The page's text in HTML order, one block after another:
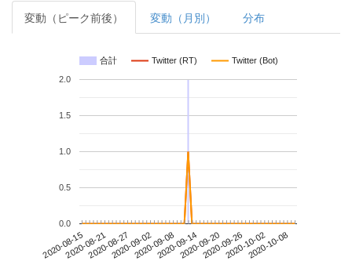
変動（ピーク前後） 変動（月別） 分布
合計 Twitter (RT) Twitter (Bot)
2020-08-152020-08-212020-08-272020-09-022020-09-082020-09-142020-09-202020-09-262020-10-022020-10-08
0.0
0.5
1.0
1.5
2.0